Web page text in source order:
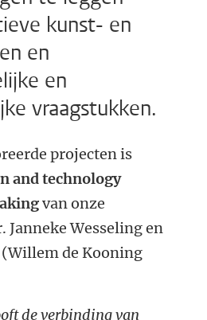
kunst- en
en
en
vraagstukken.
projecten is
and technology
van onze
Janneke Wesseling en
de Kooning
de verbinding van